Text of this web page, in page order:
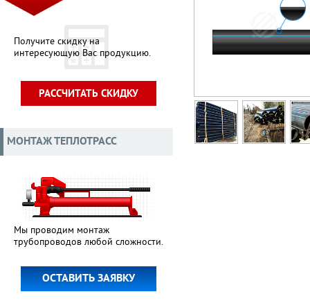
Получите скидку на
интересующую Вас продукцию.
РАССЧИТАТЬ СКИДКУ
МОНТАЖ ТЕПЛОТРАСС
Мы проводим монтаж
трубопроводов любой сложности.
ОСТАВИТЬ ЗАЯВКУ